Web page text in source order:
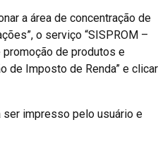
a área de concentração de
o serviço “SISPROM –
de produtos e
de Imposto de Renda” e clicar
ser impresso pelo usuário e